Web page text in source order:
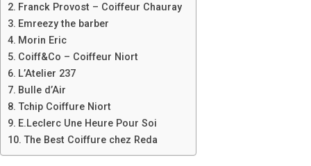
Franck Provost – Coiffeur Chauray
Emreezy the barber
Morin Eric
Coiff&Co – Coiffeur Niort
L’Atelier 237
Bulle d’Air
Tchip Coiffure Niort
E.Leclerc Une Heure Pour Soi
The Best Coiffure chez Reda